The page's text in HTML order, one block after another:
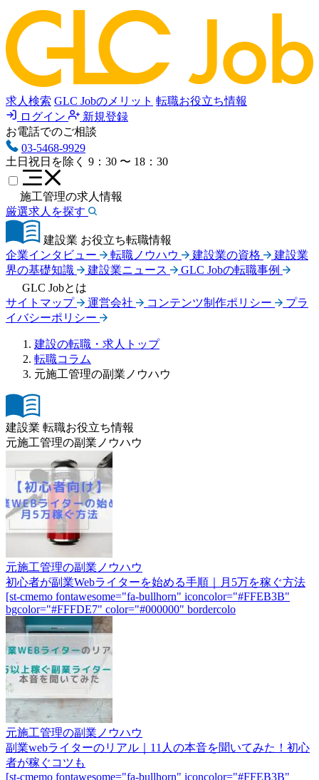
求人検索 GLC Jobのメリット 転職お役立ち情報
ログイン
新規登録
お電話でのご相談
03-5468-9929
土日祝日を除く 9：30 〜 18：30
施工管理の求人情報
厳選求人を探す
建設業 お役立ち転職情報
企業インタビュー
転職ノウハウ 建設業の資格
建設業
界の基礎知識
建設業ニュース
GLC Jobの転職事例
GLC Jobとは
サイトマップ
運営会社 コンテンツ制作ポリシー
プラ
イバシーポリシー
建設の転職・求人トップ
転職コラム
元施工管理の副業ノウハウ
建設業 転職お役立ち情報
元施工管理の副業ノウハウ
元施工管理の副業ノウハウ
初心者が副業Webライターを始める手順｜月5万を稼ぐ方法
[st-cmemo fontawesome="fa-bullhorn" iconcolor="#FFEB3B"
bgcolor="#FFFDE7" color="#000000" bordercolo
元施工管理の副業ノウハウ
副業webライターのリアル｜11人の本音を聞いてみた！初心
者が稼ぐコツも
[st-cmemo fontawesome="fa-bullhorn" iconcolor="#FFEB3B"